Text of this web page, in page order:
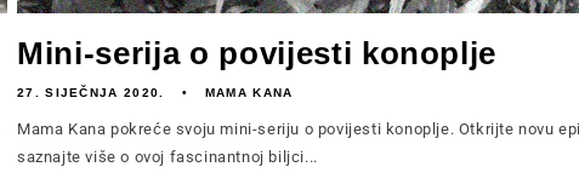
Mini-serija o povijesti konoplje
27. SIJEČNJA 2020. MAMA KANA
Mama Kana pokreće svoju mini-seriju o povijesti konoplje. Otkrijte novu
saznajte više o ovoj fascinantnoj biljci...